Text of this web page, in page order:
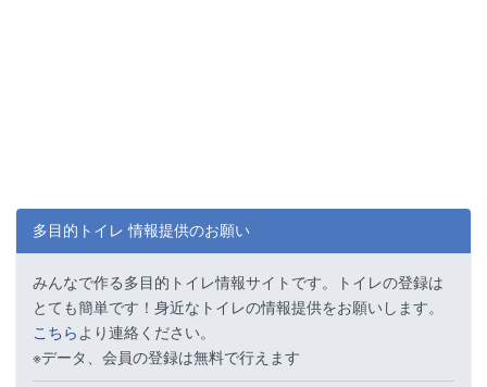
多目的トイレ 情報提供のお願い
みんなで作る多目的トイレ情報サイトです。トイレの登録は
とても簡単です！身近なトイレの情報提供をお願いします。
こちらより連絡ください。
※データ、会員の登録は無料で行えます